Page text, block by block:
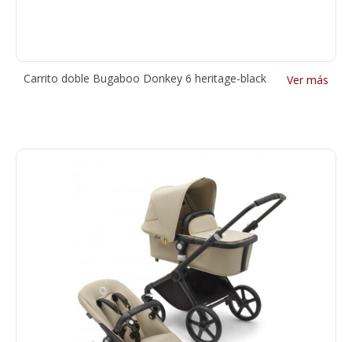
Carrito doble Bugaboo Donkey 6 heritage-black Ver más